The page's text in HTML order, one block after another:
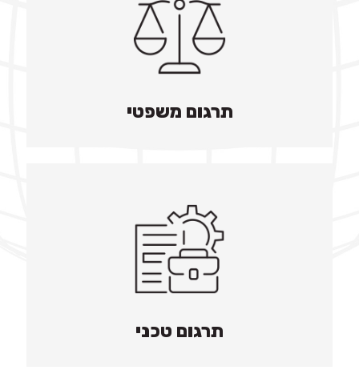
תרגום משפטי
תרגום טכני